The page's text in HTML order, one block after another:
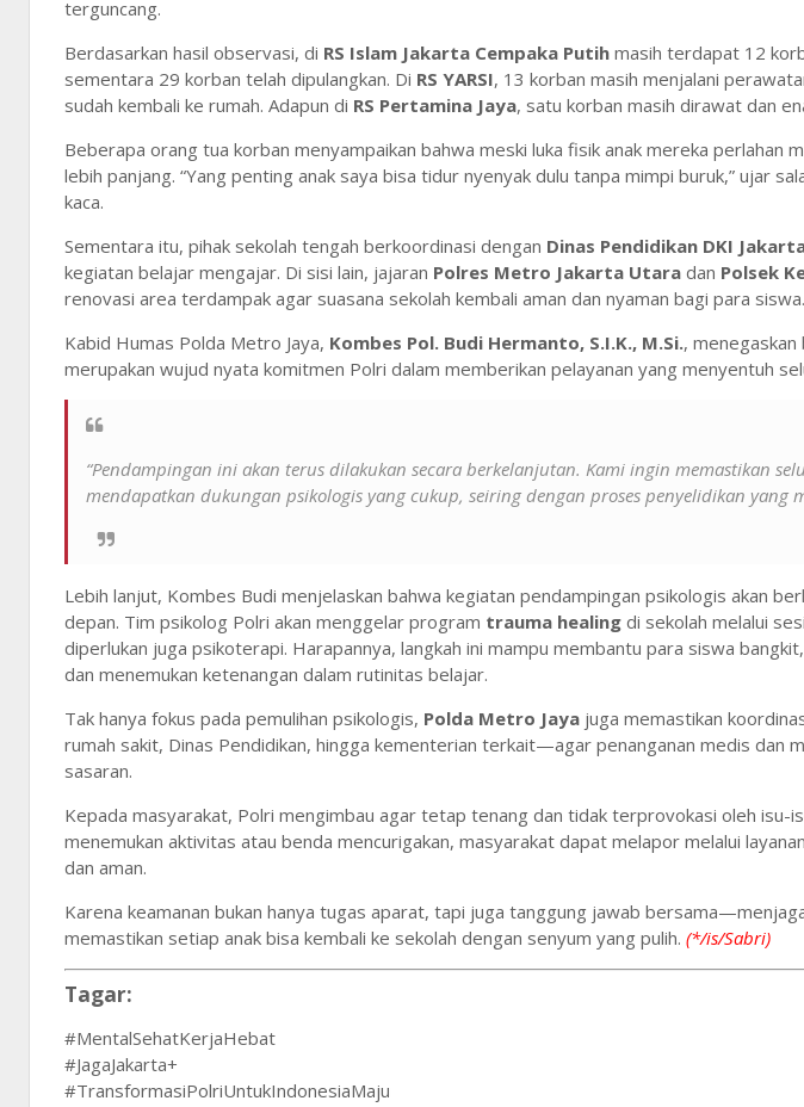
terguncang.
Berdasarkan hasil observasi, di RS Islam Jakarta Cempaka Putih masih terdapat 12
sementara 29 korban telah dipulangkan. Di RS YARSI, 13 korban masih menjalani
sudah kembali ke rumah. Adapun di RS Pertamina Jaya, satu korban masih dirawat dan
Beberapa orang tua korban menyampaikan bahwa meski luka fisik anak mereka perlahan
lebih panjang. “Yang penting anak saya bisa tidur nyenyak dulu tanpa mimpi buruk,” ujar
kaca.
Sementara itu, pihak sekolah tengah berkoordinasi dengan Dinas Pendidikan DKI
kegiatan belajar mengajar. Di sisi lain, jajaran Polres Metro Jakarta Utara dan Polsek
renovasi area terdampak agar suasana sekolah kembali aman dan nyaman bagi para siswa.
Kabid Humas Polda Metro Jaya, Kombes Pol. Budi Hermanto, S.I.K., M.Si., menegaskan
merupakan wujud nyata komitmen Polri dalam memberikan pelayanan yang menyentuh
“Pendampingan ini akan terus dilakukan secara berkelanjutan. Kami ingin memastikan
mendapatkan dukungan psikologis yang cukup, seiring dengan proses penyelidikan yang
Lebih lanjut, Kombes Budi menjelaskan bahwa kegiatan pendampingan psikologis akan
depan. Tim psikolog Polri akan menggelar program trauma healing di sekolah melalui
diperlukan juga psikoterapi. Harapannya, langkah ini mampu membantu para siswa
dan menemukan ketenangan dalam rutinitas belajar.
Tak hanya fokus pada pemulihan psikologis, Polda Metro Jaya juga memastikan
rumah sakit, Dinas Pendidikan, hingga kementerian terkait—agar penanganan medis dan
sasaran.
Kepada masyarakat, Polri mengimbau agar tetap tenang dan tidak terprovokasi oleh isu-
menemukan aktivitas atau benda mencurigakan, masyarakat dapat melapor melalui
dan aman.
Karena keamanan bukan hanya tugas aparat, tapi juga tanggung jawab
memastikan setiap anak bisa kembali ke sekolah dengan senyum yang pulih. (*/is/Sabri)
Tagar:
#MentalSehatKerjaHebat
#JagaJakarta+
#TransformasiPolriUntukIndonesiaMaju